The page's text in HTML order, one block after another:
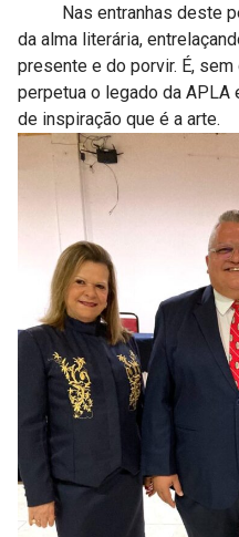
Nas entranhas deste
da alma literária,
presente e do porvir. É,
perpetua o legado da
de inspiração que é a arte.